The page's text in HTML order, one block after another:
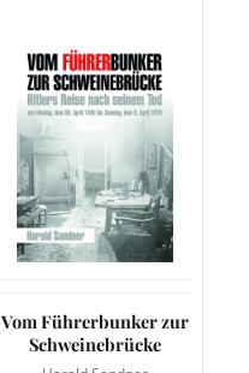
Vom Führerbunker zur
Schweinebrücke